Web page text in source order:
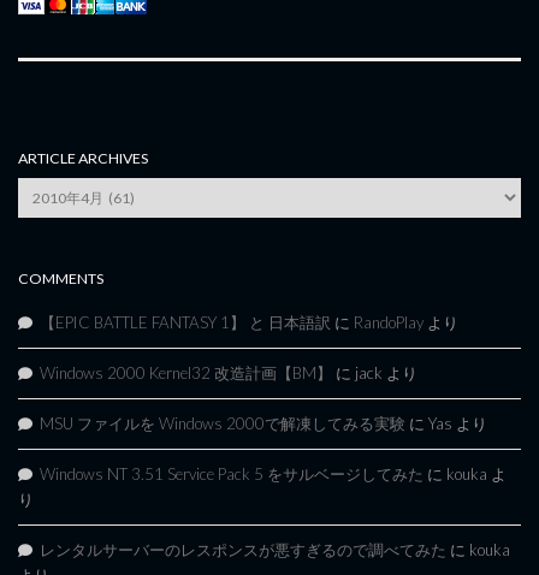
ARTICLE ARCHIVES
Article
Archives
COMMENTS
【EPIC BATTLE FANTASY 1】 と 日本語訳 に RandoPlay より
Windows 2000 Kernel32 改造計画【BM】 に jack より
MSU ファイルを Windows 2000で解凍してみる実験 に Yas より
Windows NT 3.51 Service Pack 5 をサルベージしてみた に kouka よ
り
レンタルサーバーのレスポンスが悪すぎるので調べてみた に kouka